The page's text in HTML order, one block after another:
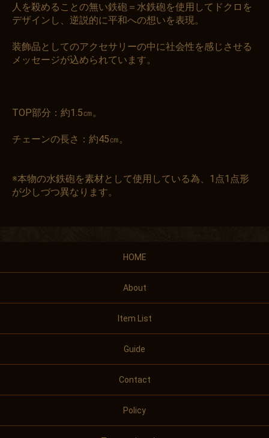
人を殺めることの無い鉄砲＝水鉄砲を使用してドクロを
デザインし、逆説的に平和への想いを表現。
装飾品としてのアクセサリーの中に社会性を感じさせる
メッセージが込められています。
TOP部分：約1.5㎝。
チェーンの長さ：約45㎝。
※本物の水鉄砲を素材として使用している為、1点1点形
が少しづつ異なります。
HOME
About
Item List
Guide
Contact
Policy